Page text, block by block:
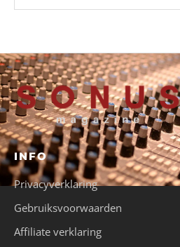
INFO
Privacyverklaring
Gebruiksvoorwaarden
Affiliate verklaring